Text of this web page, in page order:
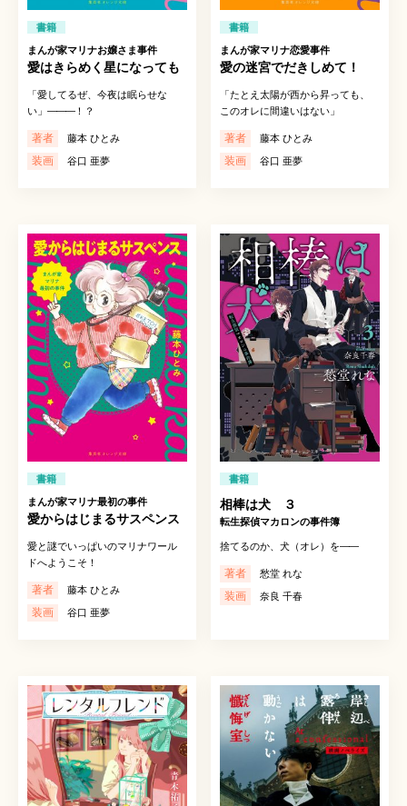
書籍
まんが家マリナお嬢さま事件
愛はきらめく星になっても
「愛してるぜ、今夜は眠らせな
い」 ―――！？
著者 藤本 ひとみ
装画 谷口 亜夢
書籍
まんが家マリナ恋愛事件
愛の迷宮でだきしめて！
「たとえ太陽が西から昇っても、
このオレに間違いはない」
著者 藤本 ひとみ
装画 谷口 亜夢
書籍
まんが家マリナ最初の事件
愛からはじまるサスペンス
愛と謎でいっぱいのマリナワール
ドへようこそ！
著者 藤本 ひとみ
装画 谷口 亜夢
書籍
相棒は犬 ３
転生探偵マカロンの事件簿
捨てるのか、犬（オレ）を――
著者 愁堂 れな
装画 奈良 千春